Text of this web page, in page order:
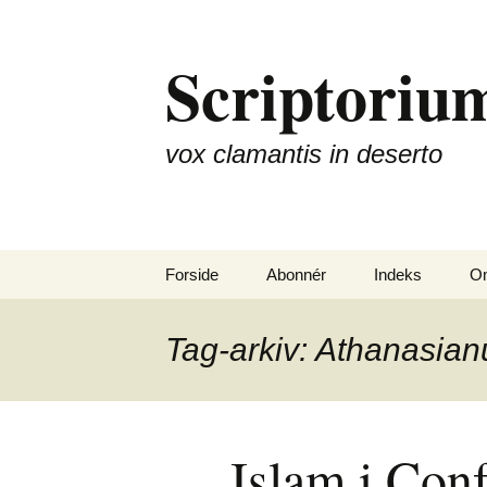
vox clamantis in deserto
Forside Abonnér Indeks
Tag-arkiv: